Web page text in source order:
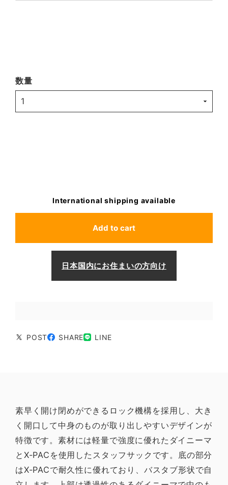
数量
International shipping available
Add to cart
日本国内にお住まいの方向け
POST SHARE LINE
素早く開け閉めができるロック機構を採用し、大き
く開口して中身のものが取り出しやすいデザインが
特徴です。素材には軽量で強度に優れたダイニーマ
とX-PACを使用したスタッフサックです。底の部分
はX-PACで耐久性に優れており、バスタブ形状で自